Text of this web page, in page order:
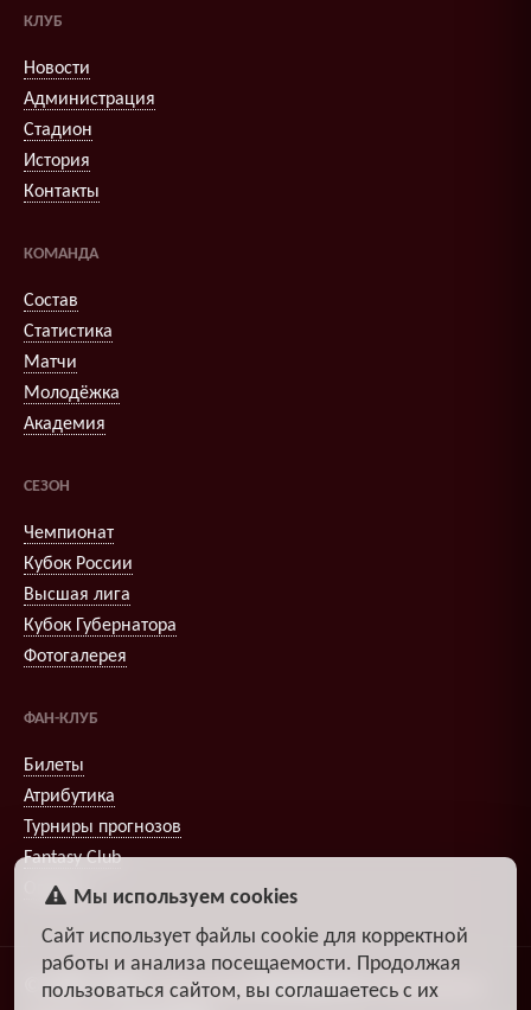
КЛУБ
Новости
Администрация
Стадион
История
Контакты
КОМАНДА
Состав
Статистика
Матчи
Молодёжка
Академия
СЕЗОН
Чемпионат
Кубок России
Высшая лига
Кубок Губернатора
Фотогалерея
ФАН-КЛУБ
Билеты
Атрибутика
Турниры прогнозов
Fantasy Club
Опросы
© 2009–2026,АлександрDiosEspectroЛитвиненко
Мы используем cookies
Сайт использует файлы cookie для корректной
работы и анализа посещаемости. Продолжая
пользоваться сайтом, вы соглашаетесь с их